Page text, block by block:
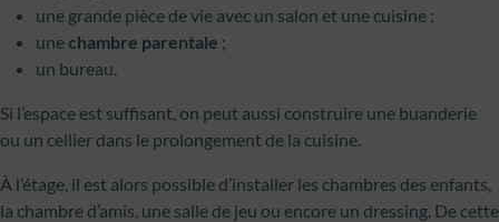
une grande pièce de vie avec un salon et une cuisine ;
unechambre parentale ;
un bureau.
Si l’espace est suffisant, on peut aussi construire une buanderie
ou un cellier dans le prolongement de la cuisine.
À l’étage, il est alors possible d’installer les chambres des enfants,
la chambre d’amis, une salle de jeu ou encore un dressing. De cette